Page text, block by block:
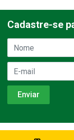
Cadastre-se